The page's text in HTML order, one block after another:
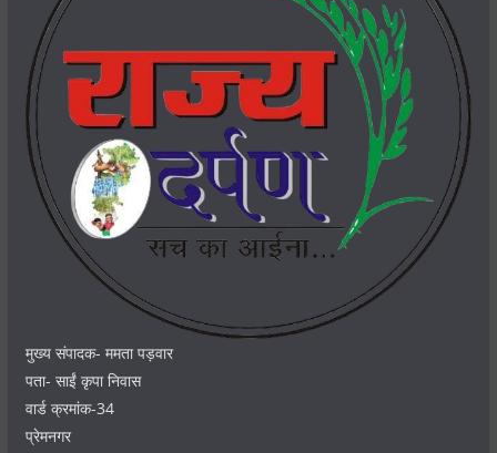
मुख्य संपादक- ममता पड़वार
पता- साईं कृपा निवास
वार्ड क्रमांक-34
प्रेमनगर